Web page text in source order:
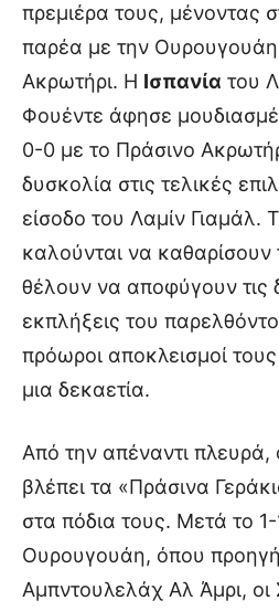
πρεμιέρα τους, μένοντας
παρέα με την Ουρουγουάη
Ακρωτήρι. Η Ισπανία του
Φουέντε άφησε
0-0 με το Πράσινο
δυσκολία στις τελικές
είσοδο του Λαμίν Γιαμάλ.
καλούνται να καθαρίσουν
θέλουν να αποφύγουν τις
εκπλήξεις του
πρόωροι αποκλεισμοί
μια δεκαετία.
Από την απέναντι πλευρά,
βλέπει τα «Πράσινα
στα πόδια τους. Μετά το
Ουρουγουάη, όπου
Αμπντουλελάχ Αλ Άμρι,